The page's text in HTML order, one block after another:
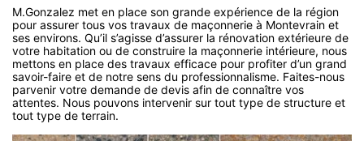
M.Gonzalez met en place son grande expérience de la région
pour assurer tous vos travaux de maçonnerie à Montevrain et
ses environs. Qu’il s’agisse d’assurer la rénovation extérieure de
votre habitation ou de construire la maçonnerie intérieure, nous
mettons en place des travaux efficace pour profiter d’un grand
savoir-faire et de notre sens du professionnalisme. Faites-nous
parvenir votre demande de devis afin de connaître vos
attentes. Nous pouvons intervenir sur tout type de structure et
tout type de terrain.